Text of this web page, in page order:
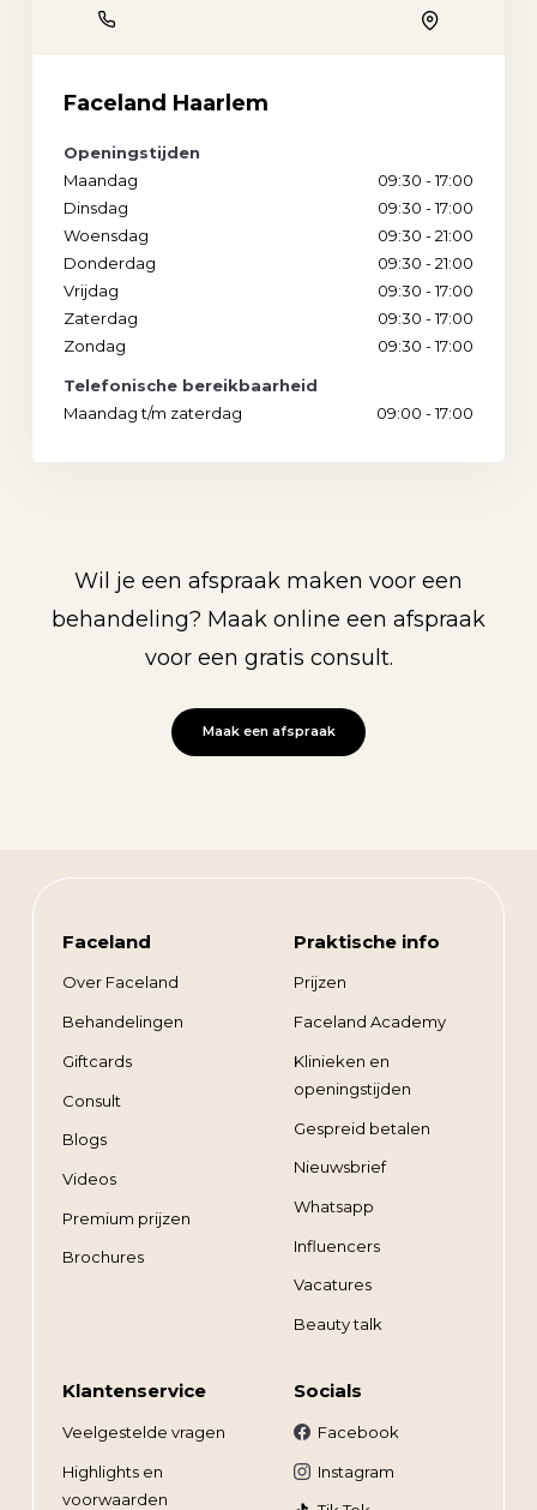
Faceland Haarlem
Openingstijden
Maandag
09:30 - 17:00
Dinsdag
09:30 - 17:00
Woensdag
09:30 - 21:00
Donderdag
09:30 - 21:00
Vrijdag
09:30 - 17:00
Zaterdag
09:30 - 17:00
Zondag
09:30 - 17:00
Telefonische bereikbaarheid
Maandag t/m zaterdag
09:00 - 17:00
Wil je een afspraak maken voor een
behandeling? Maak online een afspraak
voor een gratis consult.
Maak een afspraak
Faceland
Over Faceland
Behandelingen
Giftcards
Consult
Blogs
Videos
Premium prijzen
Brochures
Praktische info
Prijzen
Faceland Academy
Klinieken en
openingstijden
Gespreid betalen
Nieuwsbrief
Whatsapp
Influencers
Vacatures
Beauty talk
Klantenservice
Veelgestelde vragen
Highlights en
voorwaarden
Socials
Facebook
Instagram